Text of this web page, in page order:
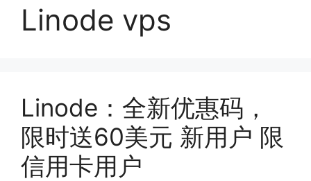
Linode vps
Linode：全新优惠码，
限时送60美元 新用户 限
信用卡用户